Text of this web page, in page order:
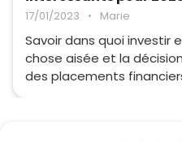
17/01/2023 • Marie
Savoir dans quoi investir
chose aisée et la
des placements